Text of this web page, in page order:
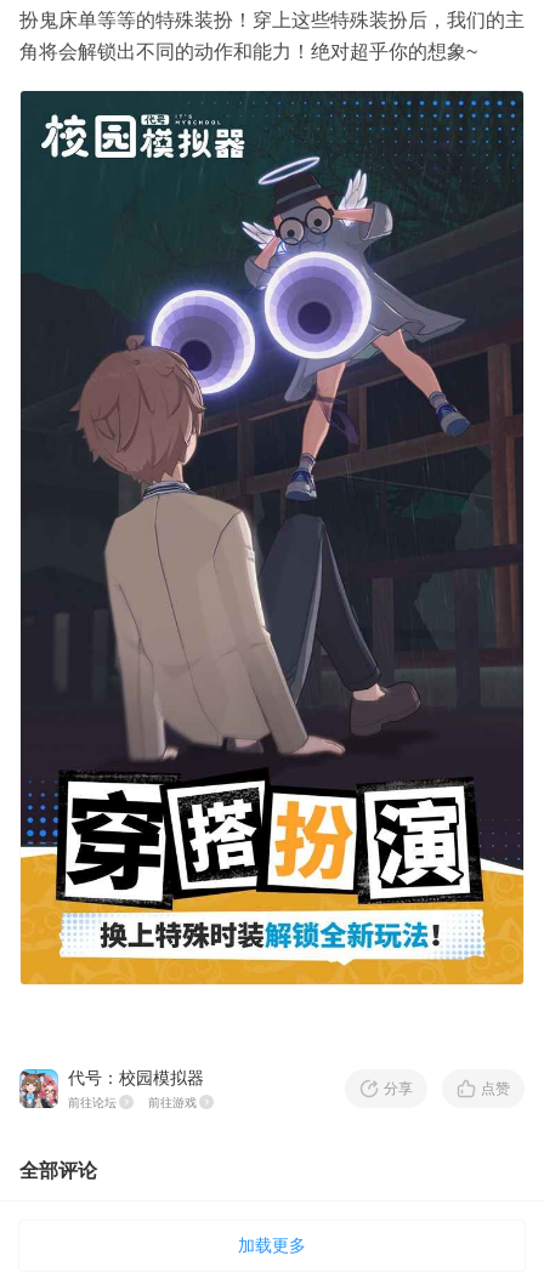
扮鬼床单等等的特殊装扮！穿上这些特殊装扮后，我们的主
角将会解锁出不同的动作和能力！绝对超乎你的想象~
代号：校园模拟器
前往论坛 前往游戏
分享 点赞
全部评论
加载更多